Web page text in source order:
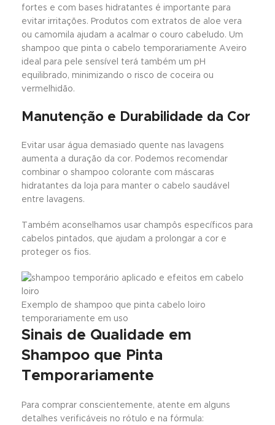
fortes e com bases hidratantes é importante para
evitar irritações. Produtos com extratos de aloe vera
ou camomila ajudam a acalmar o couro cabeludo. Um
shampoo que pinta o cabelo temporariamente Aveiro
ideal para pele sensível terá também um pH
equilibrado, minimizando o risco de coceira ou
vermelhidão.
Manutenção e Durabilidade da Cor
Evitar usar água demasiado quente nas lavagens
aumenta a duração da cor. Podemos recomendar
combinar o shampoo colorante com máscaras
hidratantes da loja para manter o cabelo saudável
entre lavagens.
Também aconselhamos usar champôs específicos para
cabelos pintados, que ajudam a prolongar a cor e
proteger os fios.
Exemplo de shampoo que pinta cabelo loiro
temporariamente em uso
Sinais de Qualidade em
Shampoo que Pinta
Temporariamente
Para comprar conscientemente, atente em alguns
detalhes verificáveis no rótulo e na fórmula: